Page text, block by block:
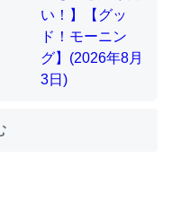
歳と僕。ITツール導入で
by LIFULL介護
設定中でした。Prime